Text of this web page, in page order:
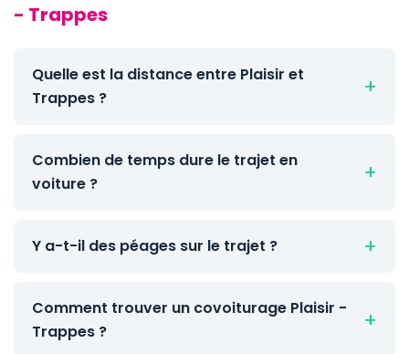
- Trappes
Quelle est la distance entre Plaisir et
Trappes ?
Combien de temps dure le trajet en
voiture ?
Y a-t-il des péages sur le trajet ?
Comment trouver un covoiturage Plaisir -
Trappes ?